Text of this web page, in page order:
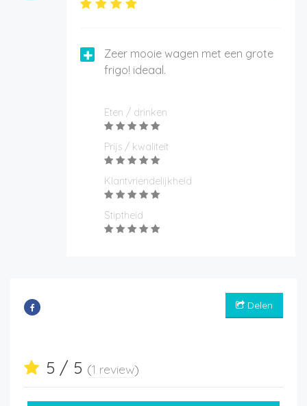
Zeer mooie wagen met een grote
frigo! ideaal.
Eten / drinken
Prijs / kwaliteit
Klantvriendelijkheid
Stiptheid
Delen
5 / 5 (1 review)